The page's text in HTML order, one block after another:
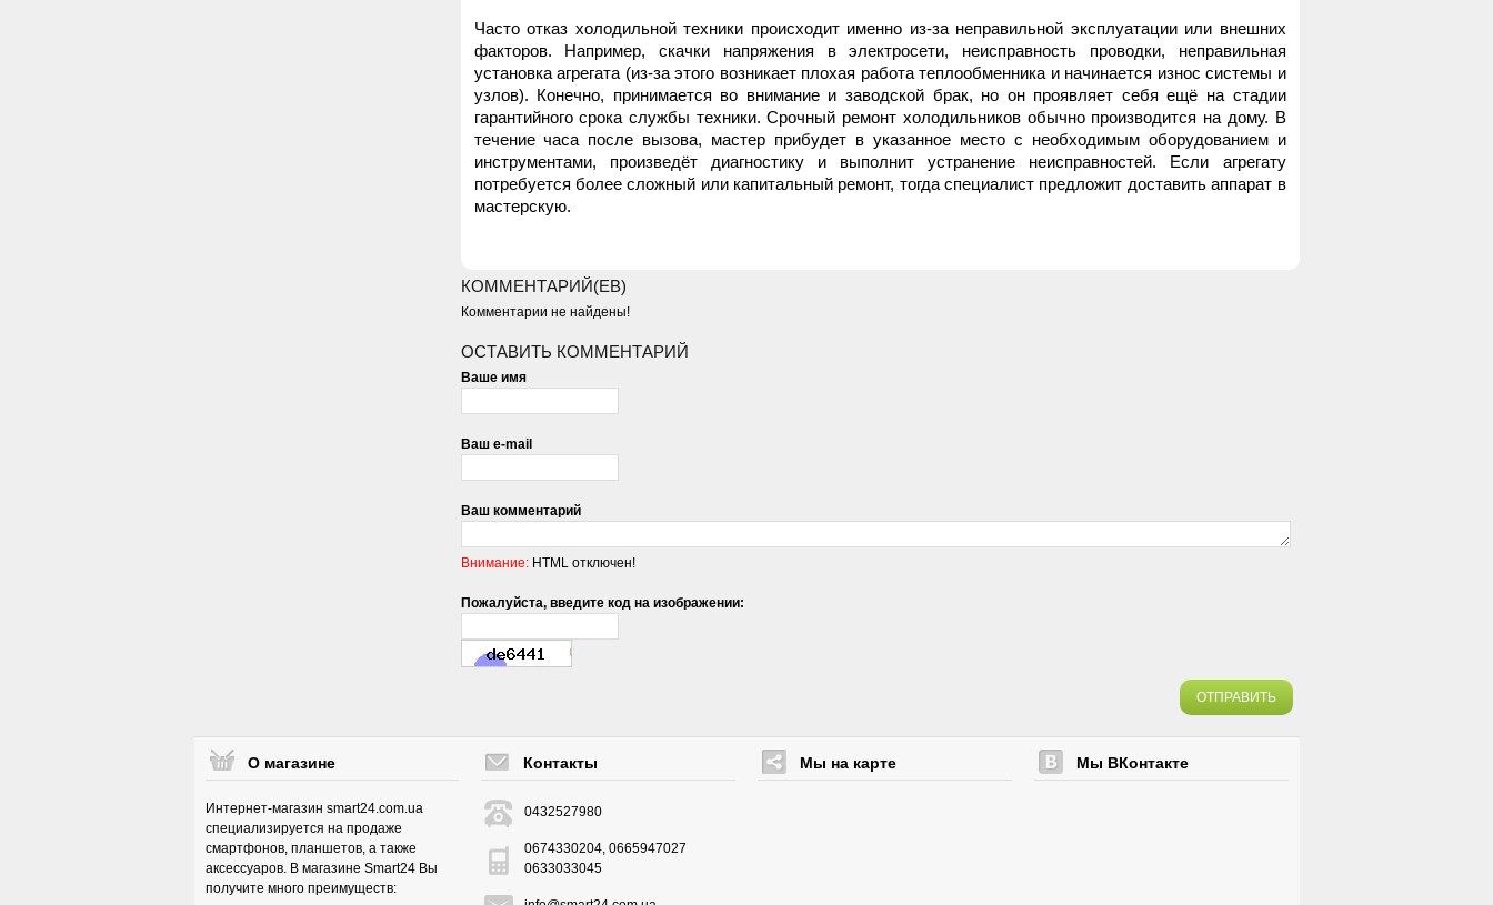
Часто отказ холодильной техники происходит именно из-за неправильной эксплуатации или внешних
факторов. Например, скачки напряжения в электросети, неисправность проводки, неправильная
установка агрегата (из-за этого возникает плохая работа теплообменника и начинается износ системы и
узлов). Конечно, принимается во внимание и заводской брак, но он проявляет себя ещё на стадии
гарантийного срока службы техники. Срочный ремонт холодильников обычно производится на дому. В
течение часа после вызова, мастер прибудет в указанное место с необходимым оборудованием и
инструментами, произведёт диагностику и выполнит устранение неисправностей. Если агрегату
потребуется более сложный или капитальный ремонт, тогда специалист предложит доставить аппарат в
мастерскую.
КОММЕНТАРИЙ(ЕВ)
Комментарии не найдены!
ОСТАВИТЬ КОММЕНТАРИЙ
Ваше имя
Ваш e-mail
Ваш комментарий
Внимание:HTML отключен!
Пожалуйста, введите код на изображении:
ОТПРАВИТЬ
О магазине
Интернет-магазин smart24.com.ua
специализируется на продаже
смартфонов, планшетов, а также
аксессуаров. В магазине Smart24 Вы
получите много преимуществ:
Контакты
0432527980
0674330204, 0665947027
0633033045
Мы на карте Мы ВКонтакте